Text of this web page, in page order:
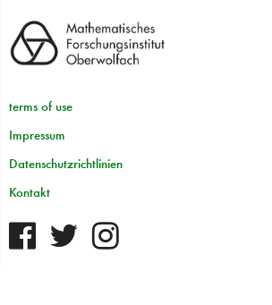
terms of use
Impressum
Datenschutzrichtlinien
Kontakt